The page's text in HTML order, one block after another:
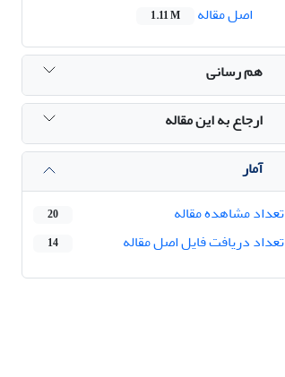
اصل مقاله
1.11 M
هم رسانی
ارجاع به این مقاله
آمار
تعداد مشاهده مقاله
20
تعداد دریافت فایل اصل مقاله 14